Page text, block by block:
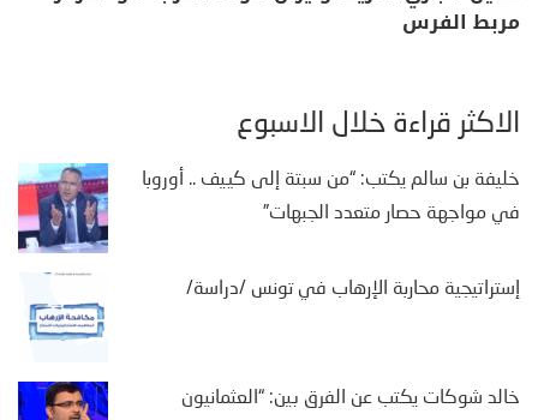
مربط الفرس
الأكثر قراءة خلال الأسبوع
خليفة بن سالم يكتب: “من سبتة إلى كييف .. أوروبا
في مواجهة حصار متعدد الجبهات”
إستراتيجية محاربة الإرهاب في تونس /دراسة/
خالد شوكات يكتب عن الفرق بين: “العثمانيون